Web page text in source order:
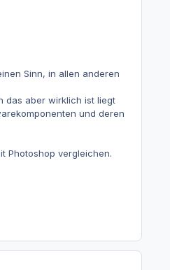
Sinn, in allen anderen
das aber wirklich ist liegt
und deren
Photoshop vergleichen.